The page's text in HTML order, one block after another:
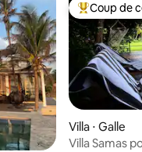
Coups de
Coup de
Villa ⋅ Galle
Villa Samas